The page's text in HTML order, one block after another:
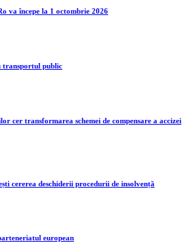
va începe la 1 octombrie 2026
transportul public
cer transformarea schemei de compensare a accizei
cererea deschiderii procedurii de insolvență
european